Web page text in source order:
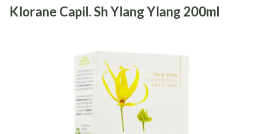
Klorane Capil. Sh Ylang Ylang 200ml